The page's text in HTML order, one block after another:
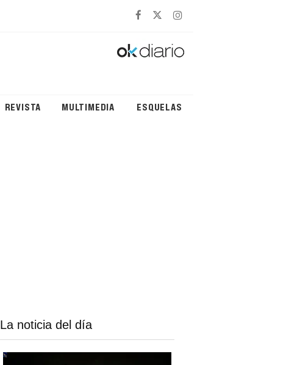
REVISTA MULTIMEDIA ESQUELAS
La noticia del día